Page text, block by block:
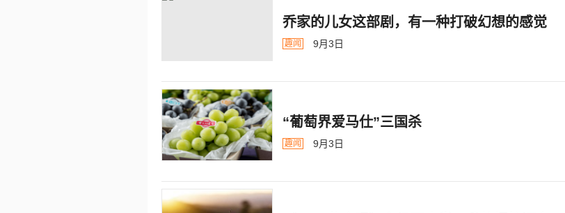
乔家的儿女这部剧，有一种打破幻想的感觉
趣闻 9月3日
“葡萄界爱马仕”三国杀
趣闻 9月3日